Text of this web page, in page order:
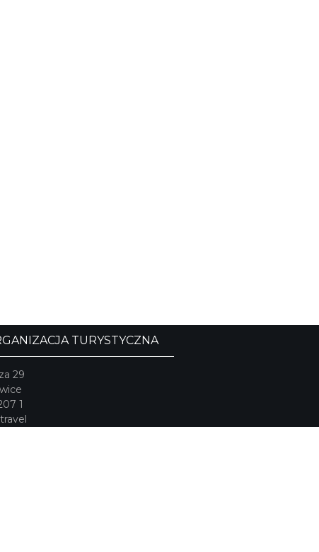
TURYSTYCZNA
29
1